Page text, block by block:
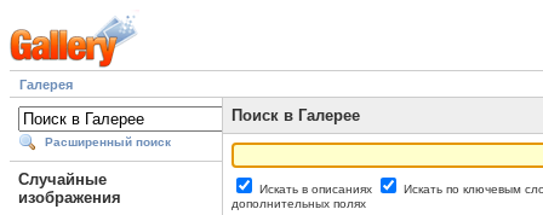
Галерея
Расширенный поиск
Случайные
изображения
Поиск в Галерее
Искать в описаниях
Искать по ключевым
дополнительных полях